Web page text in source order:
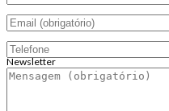
Newsletter
Endereço de email: